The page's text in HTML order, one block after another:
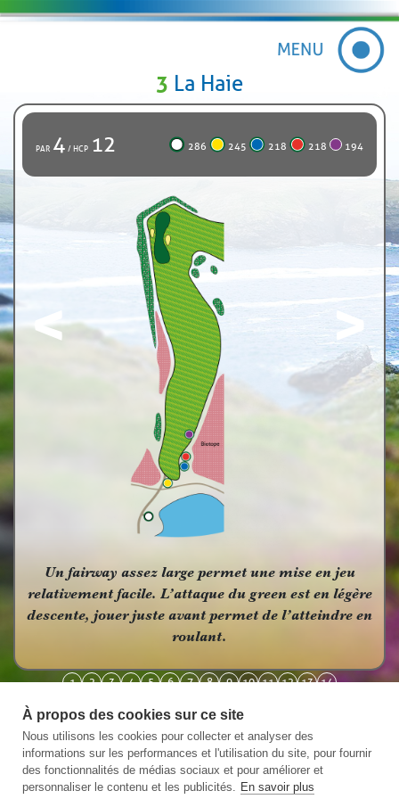
3 La Haie
PAR 4 / HCP 12 286 245 218 218 194
< >
Un fairway assez large permet une mise en jeu
relativement facile. L’attaque du green est en légère
descente, jouer juste avant permet de l’atteindre en
roulant.
1 2 3 4 5 6 7 8 9 10 11 12 13 14
À propos des cookies sur ce site
Nous utilisons les cookies pour collecter et analyser des
informations sur les performances et l'utilisation du site, pour fournir
des fonctionnalités de médias sociaux et pour améliorer et
personnaliser le contenu et les publicités. En savoir plus